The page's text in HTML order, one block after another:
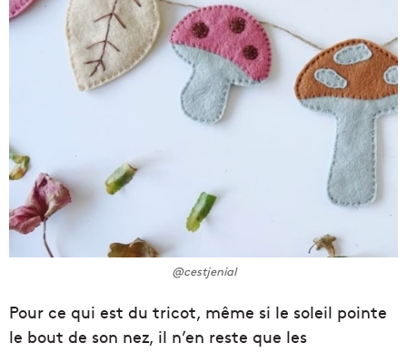
@cestjenial
Pour ce qui est du tricot, même si le soleil pointe
le bout de son nez, il n’en reste que les